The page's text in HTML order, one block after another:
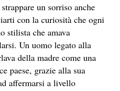
un sorriso anche
con la curiosità che ogni
stilista che amava
Un uomo legato alla
della madre come una
paese, grazie alla sua
affermarsi a livello